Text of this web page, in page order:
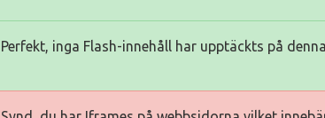
Perfekt, inga Flash-innehåll har upptäckts på